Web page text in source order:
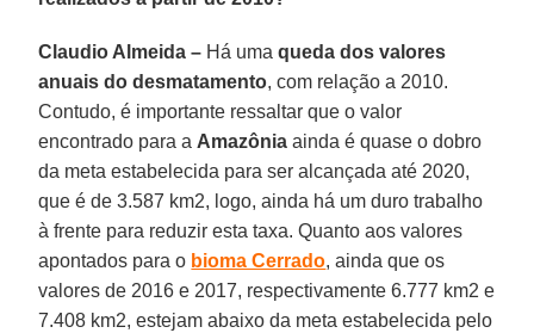
Claudio Almeida – Há umaqueda dos valores
anuais do desmatamento, com relação a 2010.
Contudo, é importante ressaltar que o valor
encontrado para aAmazônia ainda é quase o dobro
da meta estabelecida para ser alcançada até 2020,
que é de 3.587 km2, logo, ainda há um duro trabalho
à frente para reduzir esta taxa. Quanto aos valores
apontados para o bioma Cerrado, ainda que os
valores de 2016 e 2017, respectivamente 6.777 km2 e
7.408 km2, estejam abaixo da meta estabelecida pelo